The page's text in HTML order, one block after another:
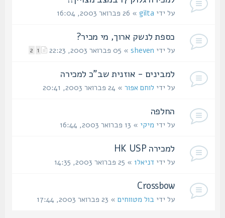
על ידיgilta » 26 פברואר 2003, 16:04
כספת לנשק ארוך, מי מכיר?
1
2 על ידיsheven» 05 פברואר 2003, 22:23
למבינים - אוזנית שב"כ למכירה
על ידילוחם אפור » 24 פברואר 2003, 20:41
החלפה
על ידימיקי » 13 פברואר 2003, 16:44
למכירה HK USP
על ידידניאל1 » 25 פברואר 2003, 14:35
Crossbow
על ידיבול מטווחים» 23 פברואר 2003, 17:44